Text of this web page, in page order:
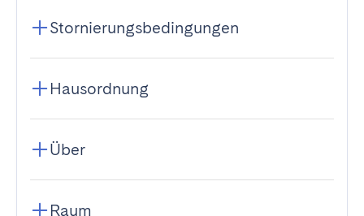
Stornierungsbedingungen
Hausordnung
Über
Raum